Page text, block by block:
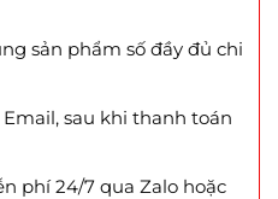
sản phẩm số đầy đủ chi
sau khi thanh toán
phí 24/7 qua Zalo hoặc